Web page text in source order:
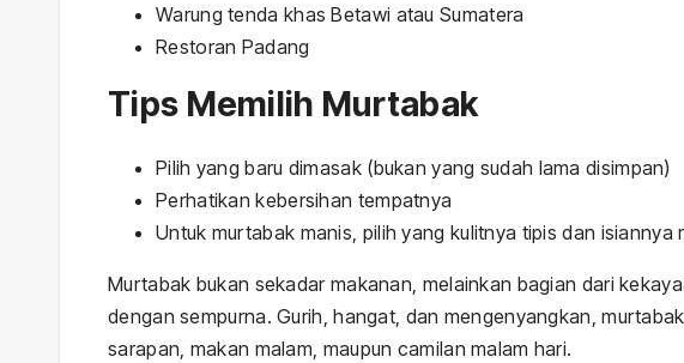
Warung tenda khas Betawi atau Sumatera
Restoran Padang
Tips Memilih Murtabak
Pilih yang baru dimasak (bukan yang sudah lama disimpan)
Perhatikan kebersihan tempatnya
Untuk murtabak manis, pilih yang kulitnya tipis dan isiannya
Murtabak bukan sekadar makanan, melainkan bagian dari
dengan sempurna. Gurih, hangat, dan mengenyangkan,
sarapan, makan malam, maupun camilan malam hari.